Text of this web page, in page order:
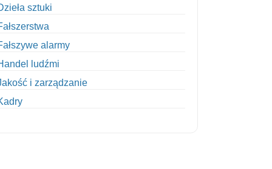
sztuki
alarmy
ludźmi
i zarządzanie